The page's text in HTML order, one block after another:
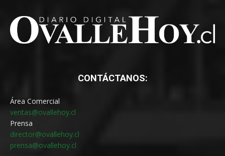
Mujeres se capacitan y acceden a empleo
en la construcción